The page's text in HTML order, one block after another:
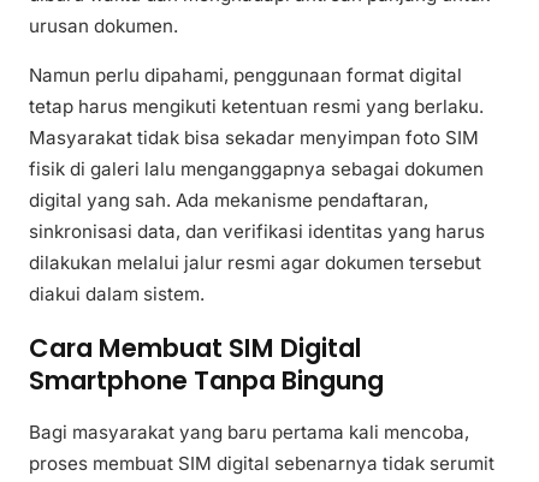
urusan dokumen.
Namun perlu dipahami, penggunaan format digital
tetap harus mengikuti ketentuan resmi yang berlaku.
Masyarakat tidak bisa sekadar menyimpan foto SIM
fisik di galeri lalu menganggapnya sebagai dokumen
digital yang sah. Ada mekanisme pendaftaran,
sinkronisasi data, dan verifikasi identitas yang harus
dilakukan melalui jalur resmi agar dokumen tersebut
diakui dalam sistem.
Cara Membuat SIM Digital
Smartphone Tanpa Bingung
Bagi masyarakat yang baru pertama kali mencoba,
proses membuat SIM digital sebenarnya tidak serumit